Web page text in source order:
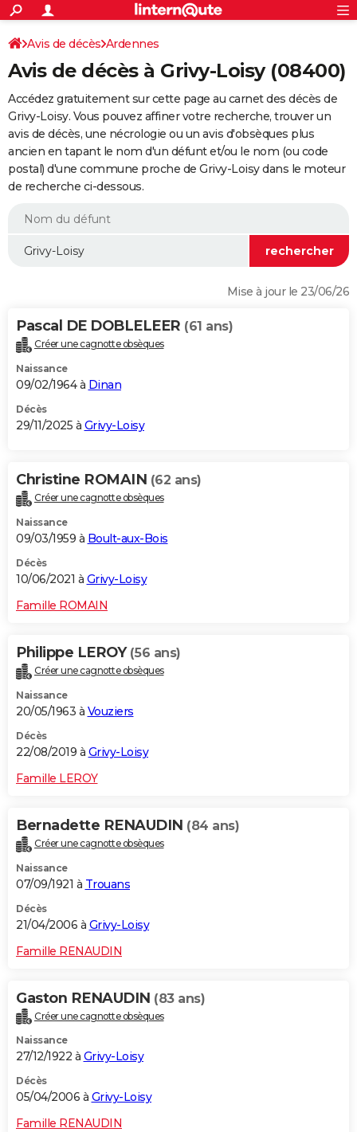
ACTUALITÉS
Politique
Société
Faits Divers
Education
Monde
Villes
+
SPORT
Coupe du monde 2026
Football
Tennis
Cyclisme
Rugby
Forum
Programme TV
TNT
Streaming
Cinéma
Sorties cinéma
Musique
+
FINANCE
Retraite
Impôts
Epargne
Immobilier
Risques naturels par ville
Banque
Assurance
Crédit
AUTO
Essais
Réserver un essai
Citadines
Berlines
SUV
Forum auto
+
HIGH-TECH
BRICOLAGE
WEEK-END
Alimentation
Guide de la santé
Maladies
Médicaments
Sommeil
VOYAGE
Destinations
City break
Voyage nature
Voyage de noces
Forum
Climat
+PHOTO
GUIDES D'ACHAT
CARTE DE VOEUX
Carte de Noël
Carte Bonne année
Carte Saint-Valentin
Carte Pâques
Carte d'anniversaire
DICTIONNAIRE
Dictionnaire
Biographies
Citations
Expressions
Proverbes
PROGRAMME TV
COPAINS D'AVANT
S'inscrire
Se connecter
Lycées
Collèges
Primaires
Universités
Entreprises
Service militaire
Avis de recherche
AVIS DE DÉCÈS
Bricolage
Lifestyle
Culture
Sport
Auto
Television
Voyage
Cinema
Avis de décès Ardennes
Avis de décès à Grivy-Loisy (08400)
Accédez gratuitement sur cette page au carnet des décès de
Grivy-Loisy. Vous pouvez affiner votre recherche, trouver un
avis de décès, une nécrologie ou un avis d'obsèques plus
ancien en tapant le nom d'un défunt et/ou le nom (ou code
postal) d'une commune proche de Grivy-Loisy dans le moteur
de recherche ci-dessous.
Mise à jour le 23/06/26
Pascal DE DOBLELEER (61 ans)
Créer une cagnotte obsèques
Naissance
09/02/1964 à Dinan
Décès
29/11/2025 à Grivy-Loisy
Christine ROMAIN (62 ans)
Créer une cagnotte obsèques
Naissance
09/03/1959 à Boult-aux-Bois
Décès
10/06/2021 à Grivy-Loisy
Famille ROMAIN
Philippe LEROY (56 ans)
Créer une cagnotte obsèques
Naissance
20/05/1963 à Vouziers
Décès
22/08/2019 à Grivy-Loisy
Famille LEROY
Bernadette RENAUDIN (84 ans)
Créer une cagnotte obsèques
Naissance
07/09/1921 à Trouans
Décès
21/04/2006 à Grivy-Loisy
Famille RENAUDIN
Gaston RENAUDIN (83 ans)
Créer une cagnotte obsèques
Naissance
27/12/1922 à Grivy-Loisy
Décès
05/04/2006 à Grivy-Loisy
Famille RENAUDIN